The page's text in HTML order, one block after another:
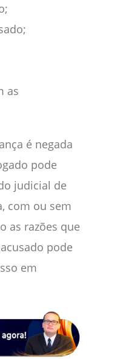
as
é negada
pode
judicial de
com ou sem
as razões que
pode
em